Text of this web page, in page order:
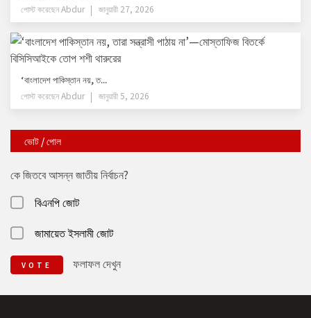
পোস্ট করেছেনAbdur জানুয়ারী 27, 2026
‘বাংলাদেশ পাকিস্তান নয়, ত...
পোস্ট করেছেনAbdur জানুয়ারী 5, 2026
ভোট / পোল
কে জিতবে আসন্ন জাতীয় নির্বাচন?
বিএনপি জোট
জামায়েত ইসলামী জোট
VOTE ফলাফল দেখুন